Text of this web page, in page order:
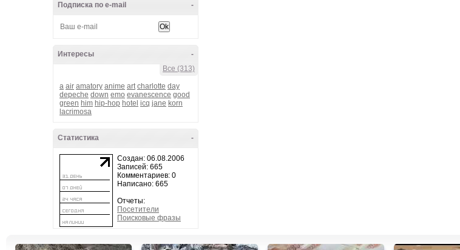
-
Подписка по e-mail
-
Интересы
Все (313)
a air amatory anime art charlotte day
depeche down emo evanescence good
green him hip-hop hotel icq jane korn
lacrimosa
-
Статистика
Создан: 06.08.2006
Записей: 665
Комментариев: 0
Написано: 665
Отчеты:
Посетители
Поисковые фразы